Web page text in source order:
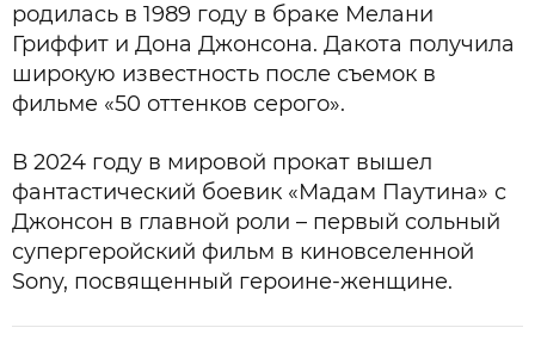
родилась в 1989 году в браке Мелани
Гриффит и Дона Джонсона. Дакота получила
широкую известность после съемок в
фильме «50 оттенков серого».
В 2024 году в мировой прокат вышел
фантастический боевик «Мадам Паутина» с
Джонсон в главной роли – первый сольный
супергеройский фильм в киновселенной
Sony, посвященный героине-женщине.